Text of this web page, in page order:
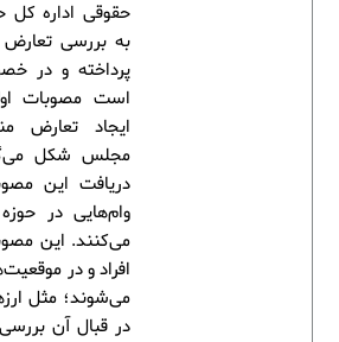
حقوقی اداره کل
به بررسی تعارض
پرداخته و در
است مصوبات
ایجاد تعارض
مجلس شکل
دریافت این
وام‌هایی در
می‌کنند. این
افراد و در
می‌شوند؛ مثل
در قبال آن